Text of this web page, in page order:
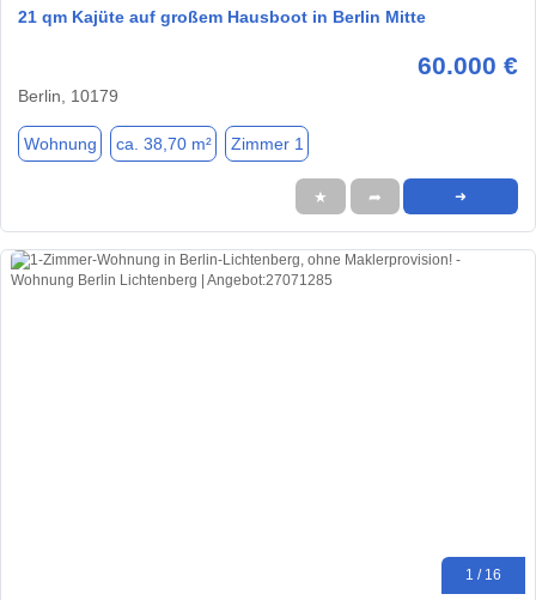
21 qm Kajüte auf großem Hausboot in Berlin Mitte
60.000 €
Berlin, 10179
Wohnung ca. 38,70 m² Zimmer 1
★ ➦ ➜
1 / 16